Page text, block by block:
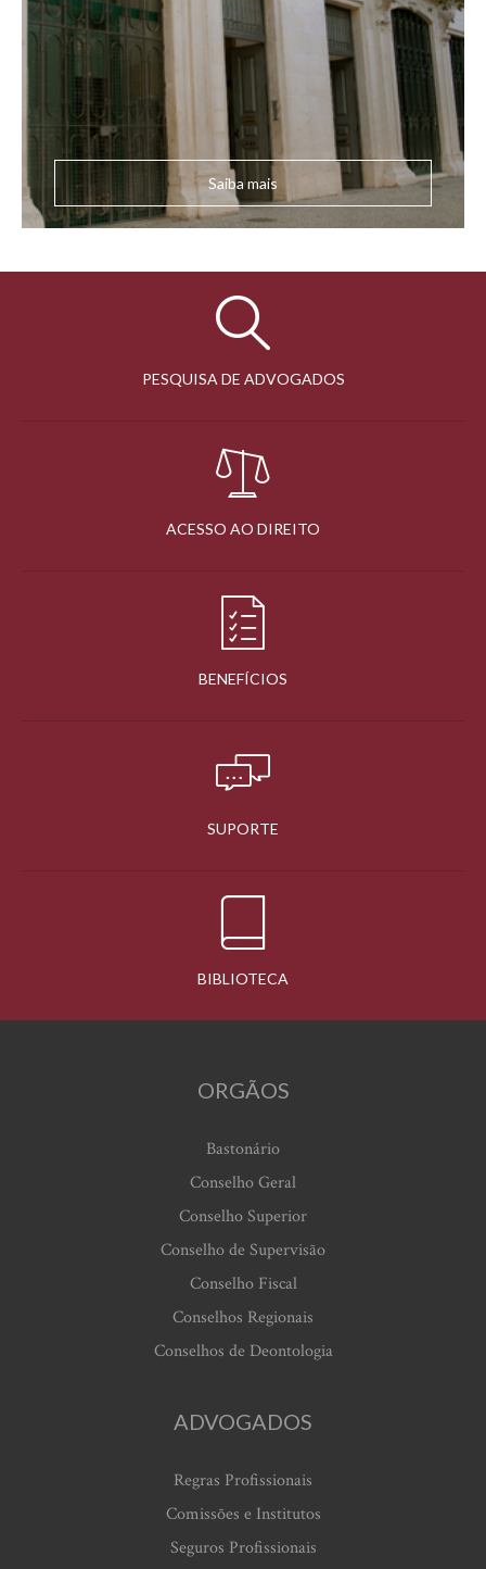
Saiba mais
PESQUISA DE ADVOGADOS
ACESSO AO DIREITO
BENEFÍCIOS
SUPORTE
BIBLIOTECA
ORGÃOS
Bastonário
Conselho Geral
Conselho Superior
Conselho de Supervisão
Conselho Fiscal
Conselhos Regionais
Conselhos de Deontologia
ADVOGADOS
Regras Profissionais
Comissões e Institutos
Seguros Profissionais